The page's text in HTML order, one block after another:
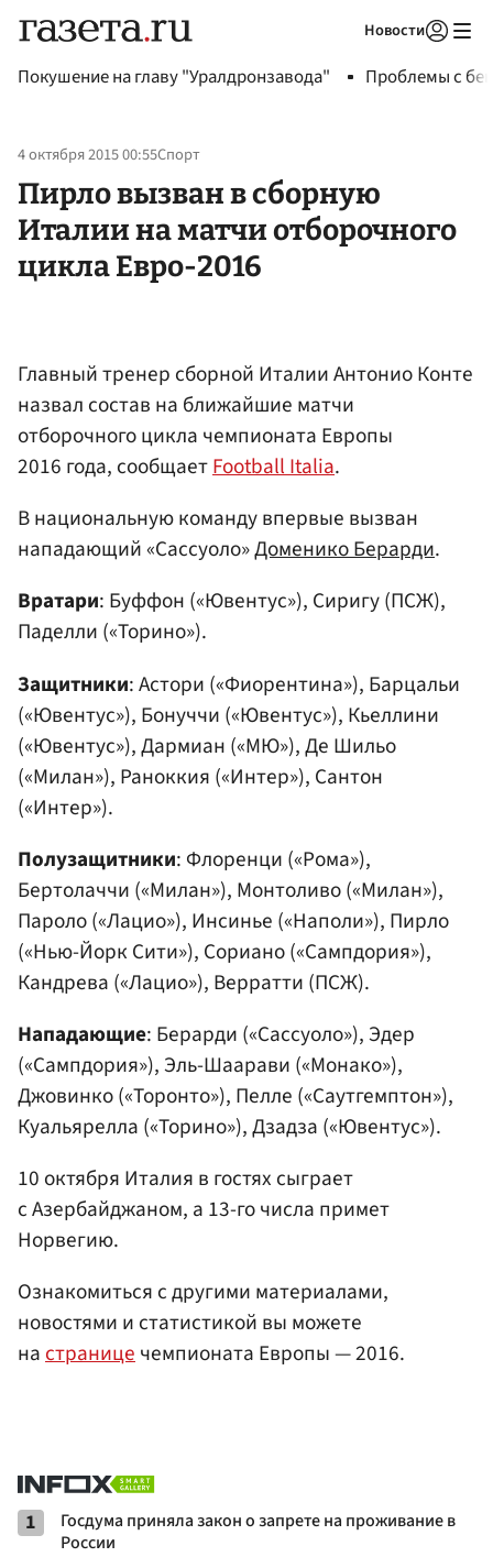
Новости
Покушение на главу "Уралдронзавода" Проблемы с
4 октября 2015 00:55Спорт
Пирло вызван в сборную
Италии на матчи отборочного
цикла Евро-2016
Главный тренер сборной Италии Антонио Конте
назвал состав на ближайшие матчи
отборочного цикла чемпионата Европы
2016 года, сообщаетFootball Italia.
В национальную команду впервые вызван
нападающий «Сассуоло»Доменико Берарди.
Вратари: Буффон («Ювентус»), Сиригу (ПСЖ),
Паделли («Торино»).
Защитники: Астори («Фиорентина»), Барцальи
(«Ювентус»), Бонуччи («Ювентус»), Кьеллини
(«Ювентус»), Дармиан («МЮ»), Де Шильо
(«Милан»), Раноккия («Интер»), Сантон
(«Интер»).
Полузащитники: Флоренци («Рома»),
Бертолаччи («Милан»), Монтоливо («Милан»),
Пароло («Лацио»), Инсинье («Наполи»), Пирло
(«Нью-Йорк Сити»), Сориано («Сампдория»),
Кандрева («Лацио»), Верратти (ПСЖ).
Нападающие: Берарди («Сассуоло»), Эдер
(«Сампдория»), Эль-Шаарави («Монако»),
Джовинко («Торонто»), Пелле («Саутгемптон»),
Куальярелла («Торино»), Дзадза («Ювентус»).
10 октября Италия в гостях сыграет
с Азербайджаном, а 13-го числа примет
Норвегию.
Ознакомиться с другими материалами,
новостями и статистикой вы можете
настраницечемпионата Европы — 2016.
1
Госдума приняла закон о запрете на проживание в
России